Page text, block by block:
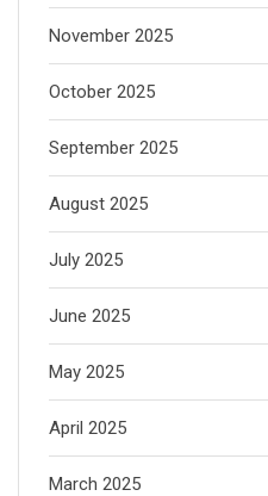
November 2025
October 2025
September 2025
August 2025
July 2025
June 2025
May 2025
April 2025
March 2025